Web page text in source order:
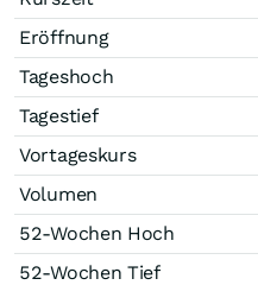
Eröffnung
Tageshoch
Tagestief
Vortageskurs
Volumen
52-Wochen Hoch
52-Wochen Tief